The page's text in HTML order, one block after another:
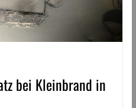
bei Kleinbrand in